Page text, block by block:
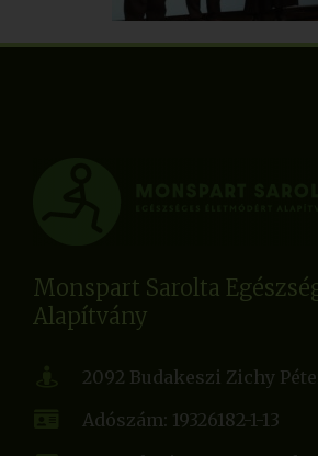
Monspart Sarolta
Alapítvány
2092 Budakeszi Zichy
Adószám: 19326182-1-13